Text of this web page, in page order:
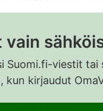
vain
Suomi.fi-viestit tai
kun kirjaudut